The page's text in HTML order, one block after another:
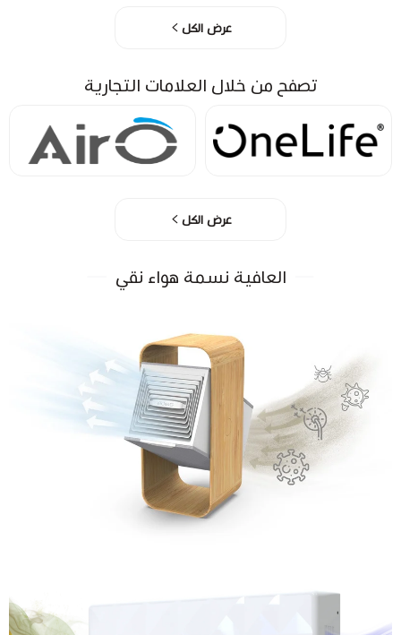
عرض الكل
تصفح من خلال العلامات التجارية
عرض الكل
العافية نسمة هواء نقي